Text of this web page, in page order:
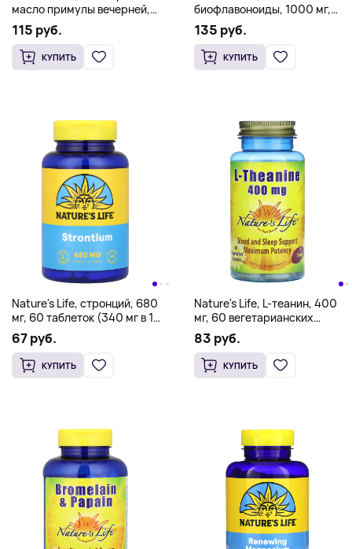
масло примулы вечерней,
1000 мг, 90 вегетарианских
капсул
115 руб.
КУПИТЬ
биофлавоноиды, 1000 мг,
250 таблеток
135 руб.
КУПИТЬ
Nature's Life, стронций, 680
мг, 60 таблеток (340 мг в 1
таблетке)
67 руб.
КУПИТЬ
Nature's Life, L-теанин, 400
мг, 60 вегетарианских
капсул (200 мг в 1 капсуле)
83 руб.
КУПИТЬ